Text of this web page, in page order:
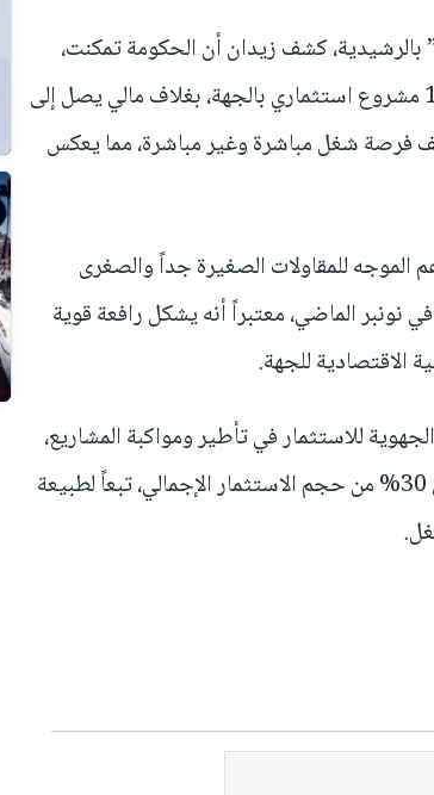
كشف زيدان أن الحكومة تمكنت،
منذ بداية ولايتها، من استقطاب حوالي 1.100 مشروع استثماري بالجهة، بغلاف مالي يصل إلى
درهم، وهو ما ساهم في توفير 37 ألف فرصة شغل مباشرة وغير مباشرة، مما يعكس
الموجه للمقاولات الصغيرة جداً والصغرى
نونبر الماضي، معتبراً أنه يشكل رافعة قوية
الاقتصادية للجهة.
للاستثمار في تأطير ومواكبة المشاريع،
موضحاً أن قيمة المنح الحكومية قد تصل إلى 30% من حجم الاستثمار الإجمالي، تبعاً لطبيعة